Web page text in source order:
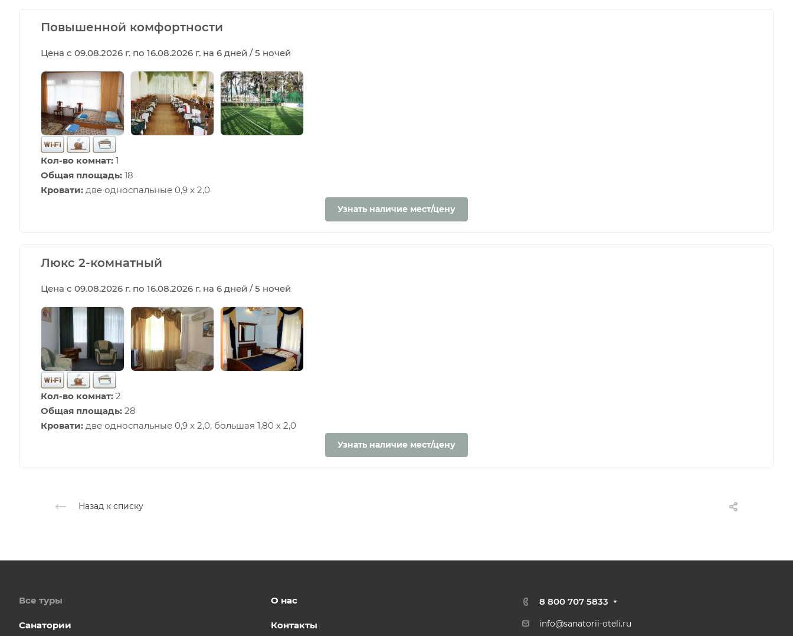
Повышенной комфортности
Цена с 09.08.2026 г. по 16.08.2026 г. на 6 дней / 5 ночей
Кол-во комнат: 1
Общая площадь: 18
Кровати: две односпальные 0,9 х 2,0
Узнать наличие мест/цену
Люкс 2-комнатный
Цена с 09.08.2026 г. по 16.08.2026 г. на 6 дней / 5 ночей
Кол-во комнат: 2
Общая площадь: 28
Кровати: две односпальные 0,9 х 2,0, большая 1,80 х 2,0
Узнать наличие мест/цену
Назад к списку
Все туры
Санатории
О нас
Контакты
8 800 707 5833
info@sanatorii-oteli.ru